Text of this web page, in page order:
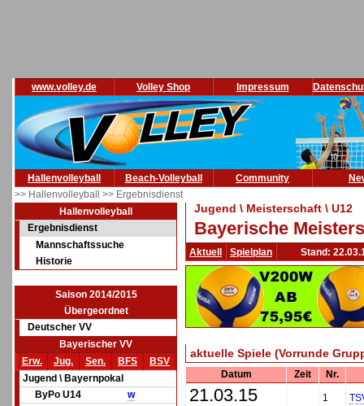
www.volley.de Volley Shop Impressum
Hallenvolleyball Beach-Volleyball Community
>> Hallenvolleyball >> Ergebnisdienst
Hallenvolleyball
Ergebnisdienst
Mannschaftssuche
Historie
Saison 2014/2015
Übergeordnet
Deutscher VV
Bayerischer VV
Erw.
Jug. Sen. BFS
BSV
Jugend \ Bayernpokal
ByPo U14
w
Jugend \ Meisterschaft \ U12
Bayerische
Aktuell Spielplan Stand:
aktuelle Spiele (Vorrunde
Datum Zeit Nr.
21.03.15 1